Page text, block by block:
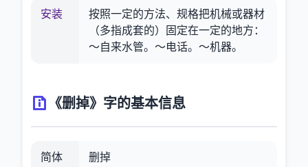
安装
按照一定的方法、规格把机械或器材
（多指成套的）固定在一定的地方：
～自来水管。～电话。～机器。
《删掉》字的基本信息
简体 删掉